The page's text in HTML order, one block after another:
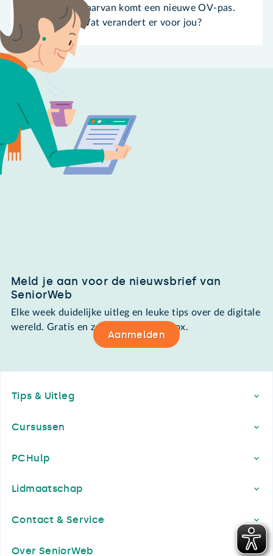
daarvan komt een nieuwe OV-pas.
Wat verandert er voor jou?
Meld je aan voor de nieuwsbrief van
SeniorWeb
Elke week duidelijke uitleg en leuke tips over de digitale
wereld. Gratis en zomaar in de mailbox.
Aanmelden
Tips & Uitleg
Cursussen
PCHulp
Lidmaatschap
Contact & Service
Over SeniorWeb